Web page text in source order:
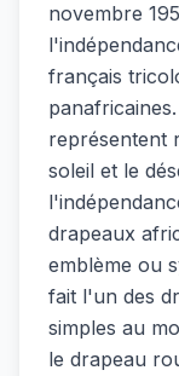
novembre
français
représentent
soleil et le
drapeaux
emblème ou
fait l'un des
simples au
le drapeau